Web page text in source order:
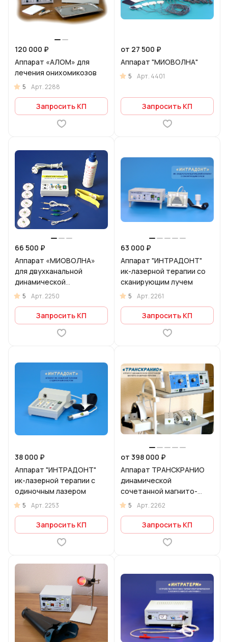
120 000 ₽
Аппарат «АЛОМ» для
лечения онихомикозов
5 Арт.2288
Запросить КП
от 27 500 ₽
Аппарат "МИОВОЛНА"
5 Арт. 4401
Запросить КП
66 500 ₽
Аппарат «МИОВОЛНА»
для двухканальной
динамической
электростимуляции в
области лица и шеи
5 Арт.2250
Запросить КП
63 000 ₽
Аппарат "ИНТРАДОНТ"
ик-лазерной терапии со
сканирующим лучем
5 Арт.2261
Запросить КП
38 000 ₽
Аппарат "ИНТРАДОНТ"
ик-лазерной терапии с
одиночным лазером
5 Арт.2253
Запросить КП
от 398 000 ₽
Аппарат ТРАНСКРАНИО
динамической
сочетанной магнито-
лазерной терапии
5 Арт.2262
Запросить КП